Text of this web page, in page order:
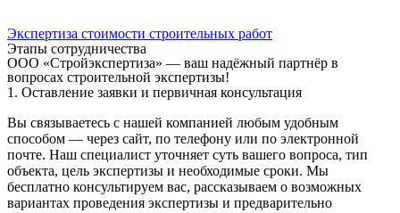
Экспертиза стоимости строительных работ
Этапы сотрудничества
ООО «Стройэкспертиза» — ваш надёжный партнёр в
вопросах строительной экспертизы!
1. Оставление заявки и первичная консультация
Вы связываетесь с нашей компанией любым удобным
способом — через сайт, по телефону или по электронной
почте. Наш специалист уточняет суть вашего вопроса, тип
объекта, цель экспертизы и необходимые сроки. Мы
бесплатно консультируем вас, рассказываем о возможных
вариантах проведения экспертизы и предварительно